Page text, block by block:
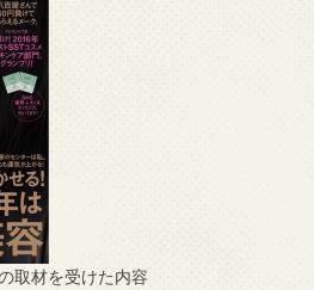
取材を受けた内容